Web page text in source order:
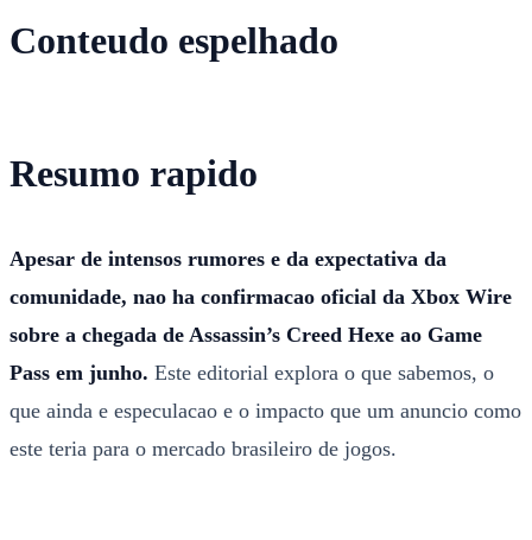
Conteudo espelhado
Resumo rapido
Apesar de intensos rumores e da expectativa da
comunidade, nao ha confirmacao oficial da Xbox Wire
sobre a chegada de Assassin’s Creed Hexe ao Game
Pass em junho. Este editorial explora o que sabemos, o
que ainda e especulacao e o impacto que um anuncio como
este teria para o mercado brasileiro de jogos.